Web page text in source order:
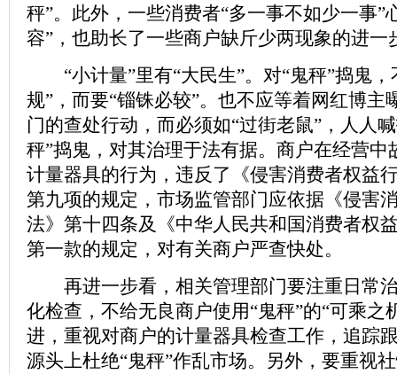
秤”。此外，一些消费者“多一事不如少一事”
容”，也助长了一些商户缺斤少两现象的进一
“小计量”里有“大民生”。对“鬼秤”捣鬼，
规”，而要“锱铢必较”。也不应等着网红博主
门的查处行动，而必须如“过街老鼠”，人人
秤”捣鬼，对其治理于法有据。商户在经营中
计量器具的行为，违反了《侵害消费者权益
第九项的规定，市场监管部门应依据《侵害
法》第十四条及《中华人民共和国消费者权
第一款的规定，对有关商户严查快处。
再进一步看，相关管理部门要注重日常
化检查，不给无良商户使用“鬼秤”的“可乘之
进，重视对商户的计量器具检查工作，追踪
源头上杜绝“鬼秤”作乱市场。另外，要重视